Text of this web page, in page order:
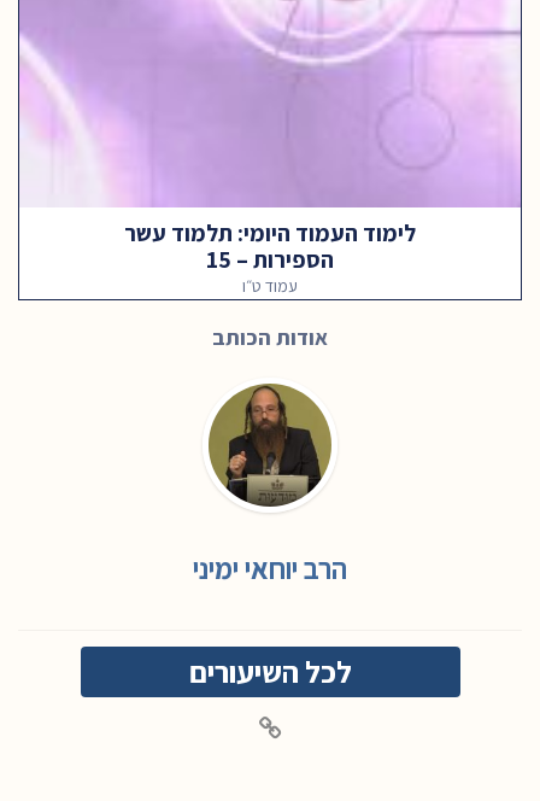
לימוד העמוד היומי: תלמוד עשר
הספירות – 15
עמוד ט״ו
אודות הכותב
הרב יוחאי ימיני
לכל השיעורים